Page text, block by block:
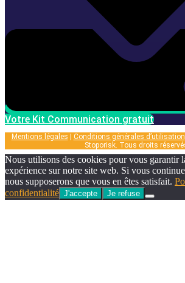
Votre Kit Communication gratuit
Mentions légales | Conditions générales d’utilisation
Stoporisk. Tous droits
Nous utilisons des cookies pour vous garantir
expérience sur notre site web. Si vous
nous supposerons que vous en êtes satisfait.
confidentialité J'accepte Je refuse